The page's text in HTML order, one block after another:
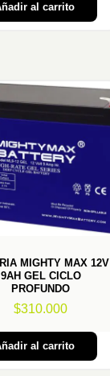
al carrito
MIGHTY MAX 12V
9AH GEL CICLO
PROFUNDO
$310.000
al carrito